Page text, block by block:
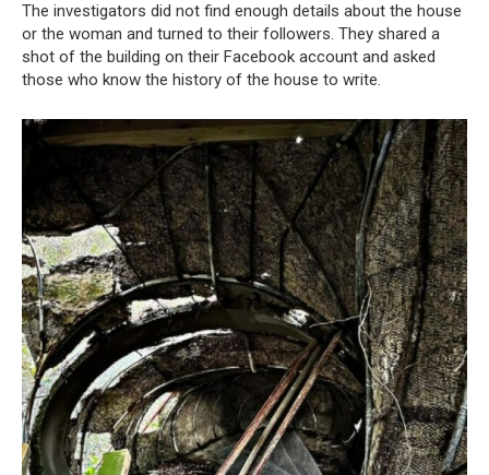
The investigators did not find enough details about the house
or the woman and turned to their followers. They shared a
shot of the building on their Facebook account and asked
those who know the history of the house to write.